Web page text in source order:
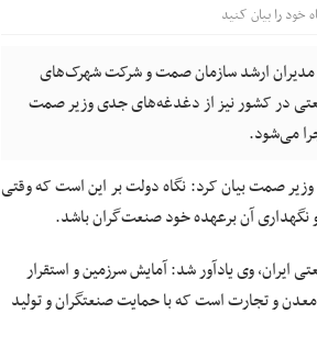
خود را بیان کنید
مدیران ارشد سازمان صمت و شرکت شهرک‌های
در کشور نیز از دغدغه‌های جدی وزیر صمت
می‌شود.
صمت بیان کرد: نگاه دولت بر این است که وقتی
نگهداری آن برعهده خود صنعت‌گران باشد.
وی یادآور شد: آمایش سرزمین و استقرار
و تجارت است که با حمایت صنعتگران و تولید